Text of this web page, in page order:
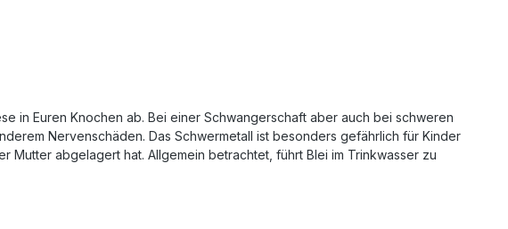
in Euren Knochen ab. Bei einer Schwangerschaft aber auch bei schweren
Nervenschäden. Das Schwermetall ist besonders gefährlich für Kinder
abgelagert hat. Allgemein betrachtet, führt Blei im Trinkwasser zu